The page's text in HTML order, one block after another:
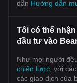
dẫn Hướng dẫn
Tôi có thể
đầu tư vào
Như mọi người
chiến lược , với
các giao dịch của